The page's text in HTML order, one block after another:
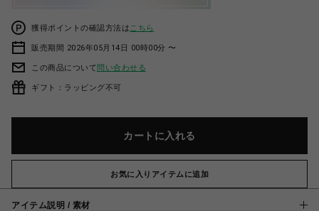
獲得ポイントの確認方法は こちら
販売期間 2026年05月14日 00時00分 〜
この商品について問い合わせる
ギフト：ラッピング不可
カートに入れる
お気に入りアイテムに追加
アイテム説明 / 素材